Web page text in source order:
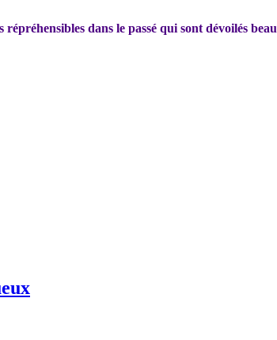
dans le passé qui sont dévoilés